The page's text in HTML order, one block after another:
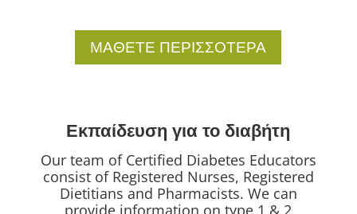
ΜΑΘΕΤΕ ΠΕΡΙΣΣΟΤΕΡΑ
Εκπαίδευση για το διαβήτη
Our team of Certified Diabetes Educators
consist of Registered Nurses, Registered
Dietitians and Pharmacists. We can
provide information on type 1 & 2